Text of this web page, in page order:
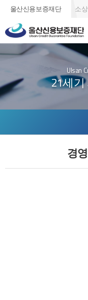
울산신용보증재단 소
Ulsan
21세기
경